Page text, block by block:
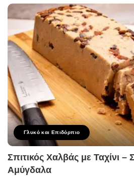
Γλυκό και Επιδόρπιο
Σπιτικός Χαλβάς με Ταχίνι
Αμύγδαλα